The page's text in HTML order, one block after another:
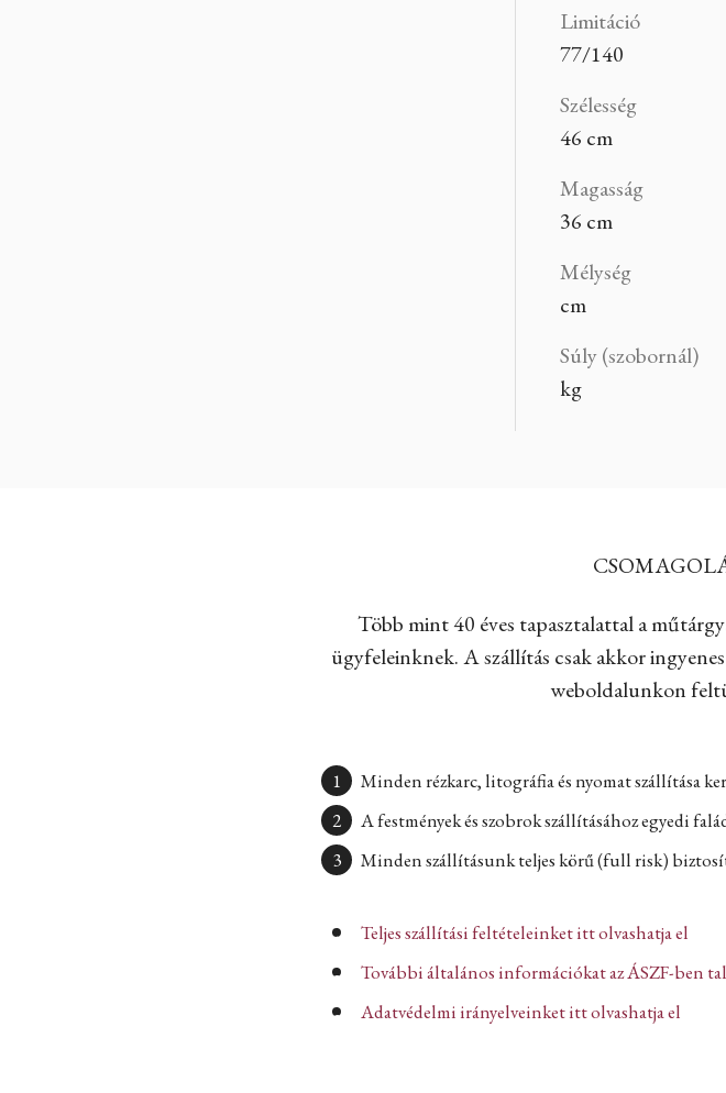
Limitáció
77/140
Szélesség
46 cm
Magasság
36 cm
Mélység
cm
Súly (szobornál)
kg
Több mint 40 éves tapasztalattal a
ügyfeleinknek. A szállítás csak akkor
weboldalunkon
Minden rézkarc, litográfia és nyomat szállítása
A festmények és szobrok szállításához egyedi
Minden szállításunk teljes körű (full risk)
Teljes szállítási feltételeinket itt olvashatja el
További általános információkat az ÁSZF-ben
Adatvédelmi irányelveinket itt olvashatja el